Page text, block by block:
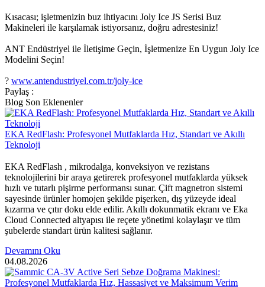
Kısacası; işletmenizin buz ihtiyacını Joly Ice JS Serisi Buz
Makineleri ile karşılamak istiyorsanız, doğru adrestesiniz!
ANT Endüstriyel ile İletişime Geçin, İşletmenize En Uygun Joly Ice
Modelini Seçin!
? www.antendustriyel.com.tr/joly-ice
Paylaş :
Blog Son Eklenenler
EKA RedFlash: Profesyonel Mutfaklarda Hız, Standart ve Akıllı
Teknoloji
EKA RedFlash , mikrodalga, konveksiyon ve rezistans
teknolojilerini bir araya getirerek profesyonel mutfaklarda yüksek
hızlı ve tutarlı pişirme performansı sunar. Çift magnetron sistemi
sayesinde ürünler homojen şekilde pişerken, dış yüzeyde ideal
kızarma ve çıtır doku elde edilir. Akıllı dokunmatik ekranı ve Eka
Cloud Connected altyapısı ile reçete yönetimi kolaylaşır ve tüm
şubelerde standart ürün kalitesi sağlanır.
Devamını Oku
04.08.2026